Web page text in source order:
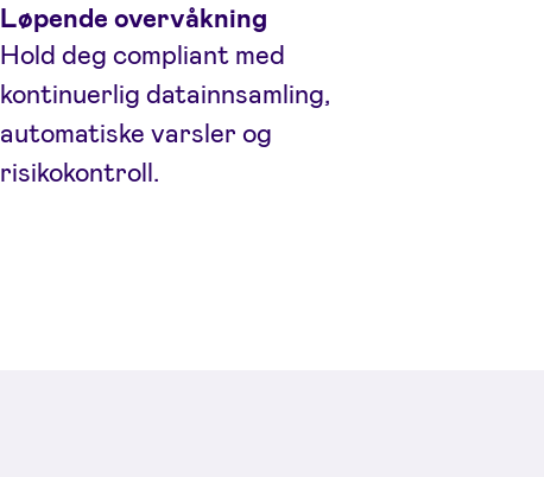
Løpende overvåkning
Hold deg compliant med
kontinuerlig datainnsamling,
automatiske varsler og
risikokontroll.